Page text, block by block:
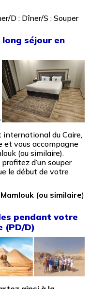
D : Dîner/S : Souper
séjour en
international du Caire,
et vous accompagne
(ou similaire).
d’un souper
le début de votre
(ou similaire)
pendant votre
(PD/D)